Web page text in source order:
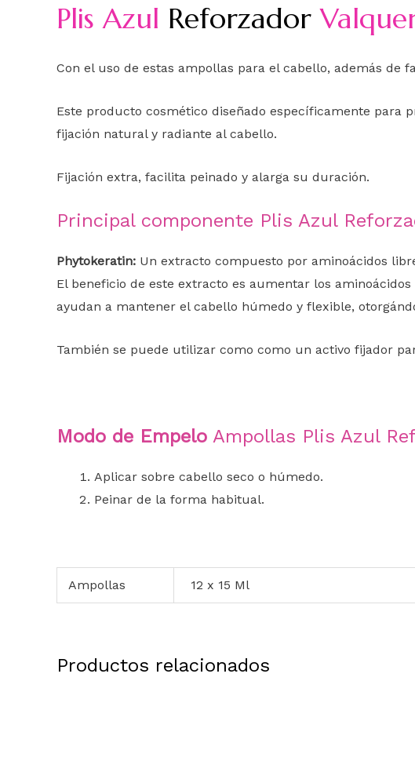
Plis Azul Reforzador
Con el uso de estas ampollas para el cabello, además
Este producto cosmético diseñado específicamente para
fijación natural y radiante al cabello.
Fijación extra, facilita peinado y alarga su duración.
Principal componente Plis Azul
Phytokeratin: Un extracto compuesto por aminoácidos
El beneficio de este extracto es aumentar los
ayudan a mantener el cabello húmedo y flexible,
También se puede utilizar como como un activo fijador
Modo de Empelo Ampollas Plis Azul
Aplicar sobre cabello seco o húmedo.
Peinar de la forma habitual.
Ampollas 12 x 15 Ml
Productos relacionados